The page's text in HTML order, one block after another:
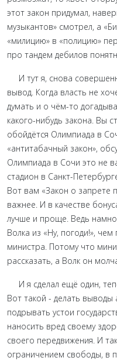
этот закон придумал,
музыкантов» смотрел, а
«милицию» в «полицию»
про тандем дебилов
И тут я, снова
вывод. Когда власть не
думать и о чём-то
какого-нибудь закона. Вы
обойдётся Олимпиада в
«антитабачный закон»,
Олимпиада в Сочи это не
стадион в Санкт-
Вот вам «Закон о запрете
важнее. И в качестве
лучше и проще. Ведь
Волка из «Ну, погоди!»,
министра. Потому что
рассказать, а Волк он
И я сделал ещё один,
Вот такой - делать
подрывать устои
наносить вред своему
своего передвижения. И
ограничением свободы, в